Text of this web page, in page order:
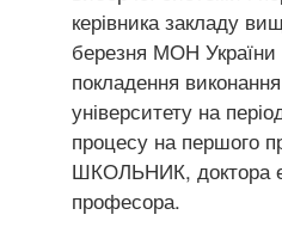
керівника закладу
березня МОН України
покладення
університету на
процесу на першого
ШКОЛЬНИК, доктора
професора.